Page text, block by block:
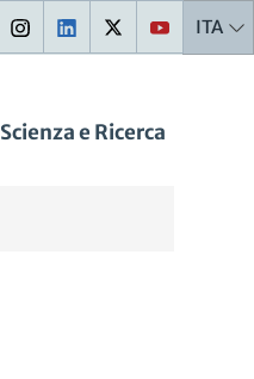
ITA
Scienza e Ricerca